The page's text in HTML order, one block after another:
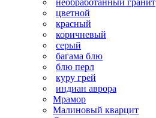
необработанный гранит
цветной
красный
коричневый
серый
багама блю
блю перл
куру грей
индиан аврора
Мрамор
Малиновый кварцит